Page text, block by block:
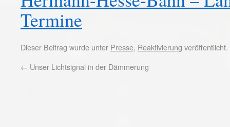
Termine
Dieser Beitrag wurde unter Presse, Reaktivierung
← Unser Lichtsignal in der Dämmerung